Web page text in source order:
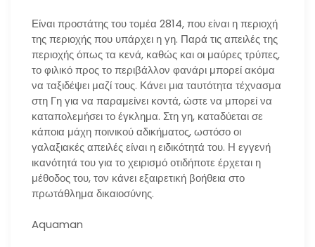
Είναι προστάτης του τομέα 2814, που είναι η περιοχή
της περιοχής που υπάρχει η γη. Παρά τις απειλές της
περιοχής όπως τα κενά, καθώς και οι μαύρες τρύπες,
το φιλικό προς το περιβάλλον φανάρι μπορεί ακόμα
να ταξιδέψει μαζί τους. Κάνει μια ταυτότητα τέχνασμα
στη Γη για να παραμείνει κοντά, ώστε να μπορεί να
καταπολεμήσει το έγκλημα. Στη γη, καταδύεται σε
κάποια μάχη ποινικού αδικήματος, ωστόσο οι
γαλαξιακές απειλές είναι η ειδικότητά του. Η εγγενή
ικανότητά του για το χειρισμό οτιδήποτε έρχεται η
μέθοδος του, τον κάνει εξαιρετική βοήθεια στο
πρωτάθλημα δικαιοσύνης.
Aquaman